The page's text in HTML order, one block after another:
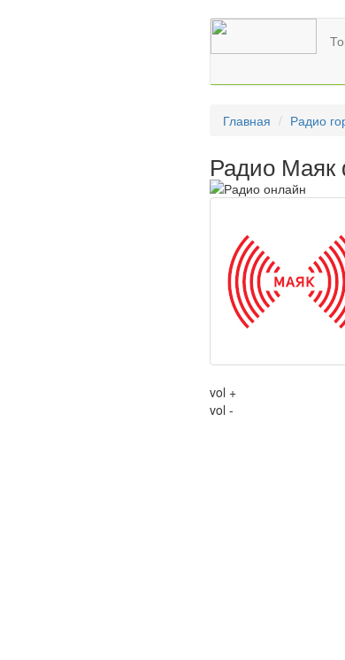
Главная Радио
Радио Маяк
vol +
vol -